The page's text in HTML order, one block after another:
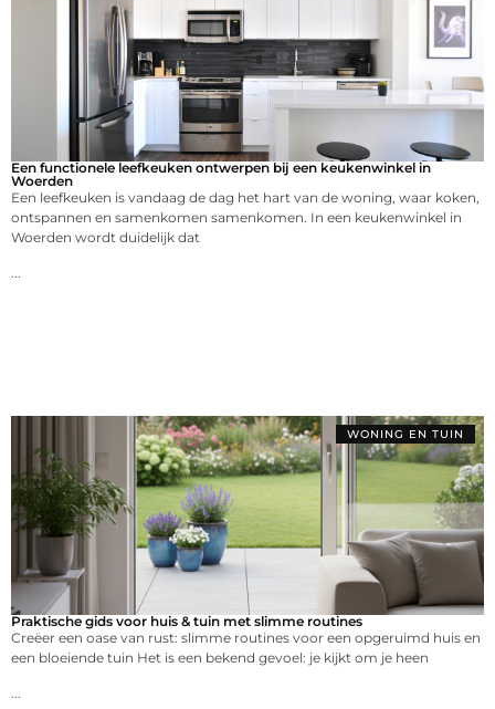
Een functionele leefkeuken ontwerpen bij een keukenwinkel in
Woerden
Een leefkeuken is vandaag de dag het hart van de woning, waar koken,
ontspannen en samenkomen samenkomen. In een keukenwinkel in
Woerden wordt duidelijk dat
...
WONING EN TUIN
Praktische gids voor huis & tuin met slimme routines
Creëer een oase van rust: slimme routines voor een opgeruimd huis en
een bloeiende tuin Het is een bekend gevoel: je kijkt om je heen
...